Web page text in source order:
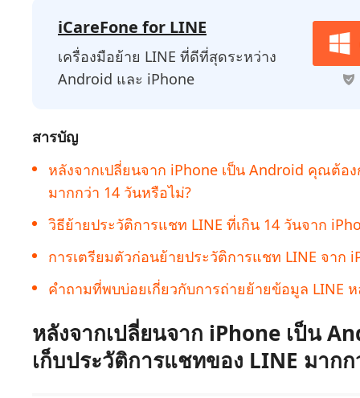
เครื่องมือแต่งรูปด้วย AI ฟรี
iCareFone for LINE
เครื่องมือย้าย LINE ที่ดีที่สุดระหว่าง
Android และ iPhone
สารบัญ
หลังจากเปลี่ยนจาก iPhone เป็น Android คุณต้อ
มากกว่า 14 วันหรือไม่?
วิธีย้ายประวัติการแชท LINE ที่เกิน 14 วันจาก
การเตรียมตัวก่อนย้ายประวัติการแชท LINE จาก
คำถามที่พบบ่อยเกี่ยวกับการถ่ายย้ายข้อมูล LINE
หลังจากเปลี่ยนจาก iPhone เป็น
เก็บประวัติการแชทของ LINE มาก